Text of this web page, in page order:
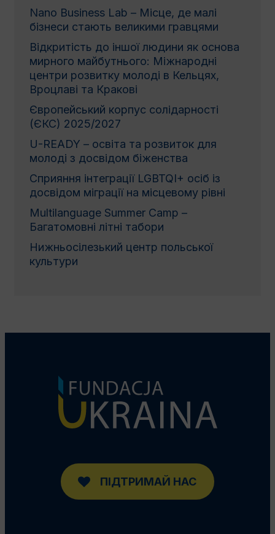
Nano Business Lab – Місце, де малі
бізнеси стають великими гравцями
Відкритість до іншої людини як основа
мирного майбутнього: Міжнародні
центри розвитку молоді в Кельцях,
Вроцлаві та Кракові
Європейський корпус солідарності
(ЄКС) 2025/2027
U-READY – освіта та розвиток для
молоді з досвідом біженства
Сприяння інтеграції LGBTQI+ осіб із
досвідом міграції на місцевому рівні
Multilanguage Summer Camp –
Багатомовні літні табори
Нижньосілезький центр польської
культури
ПІДТРИМАЙ НАС